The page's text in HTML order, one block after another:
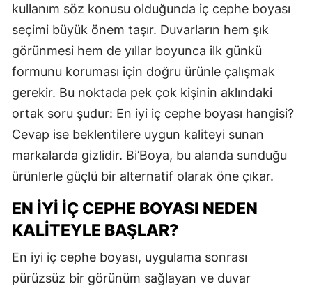
kullanım söz konusu olduğunda iç cephe boyası
seçimi büyük önem taşır. Duvarların hem şık
görünmesi hem de yıllar boyunca ilk günkü
formunu koruması için doğru ürünle çalışmak
gerekir. Bu noktada pek çok kişinin aklındaki
ortak soru şudur: En iyi iç cephe boyası hangisi?
Cevap ise beklentilere uygun kaliteyi sunan
markalarda gizlidir. Bi’Boya, bu alanda sunduğu
ürünlerle güçlü bir alternatif olarak öne çıkar.
EN İYI İÇ CEPHE BOYASI NEDEN
KALITEYLE BAŞLAR?
En iyi iç cephe boyası, uygulama sonrası
pürüzsüz bir görünüm sağlayan ve duvar